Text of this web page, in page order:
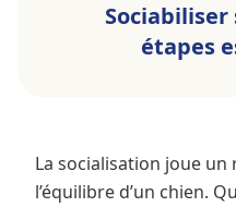
Sociabiliser
étapes
La socialisation joue un
l’équilibre d’un chien.